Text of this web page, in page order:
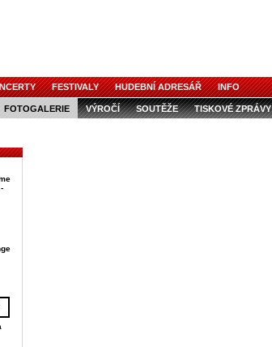
FESTIVALY HUDEBNÍ ADRESÁŘ INFO
FOTOGALERIE VÝROČÍ SOUTĚŽE TISKOVÉ ZPRÁVY